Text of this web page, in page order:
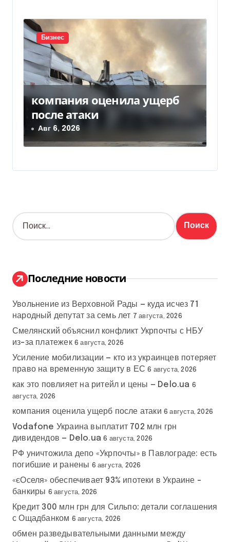
Бизнес
компания оценила ущерб
после атаки
Авг 6, 2026
Н
а
:
Последние новости
Увольнение из Верховной Рады — куда исчез 71
народный депутат за семь лет 7 августа, 2026
Смелянский объяснил конфликт Укрпочты с НБУ
из-за платежек 6 августа, 2026
Усиление мобилизации — кто из украинцев потеряет
право на временную защиту в ЕС 6 августа, 2026
как это повлияет на ритейл и цены — Delo.ua 6
августа, 2026
компания оценила ущерб после атаки 6 августа, 2026
Vodafone Украина выплатит 702 млн грн
дивидендов — Delo.ua 6 августа, 2026
РФ уничтожила депо «Укрпочты» в Павлограде: есть
погибшие и ранены 6 августа, 2026
«єОселя» обеспечивает 93% ипотеки в Украине –
банкиры 6 августа, 2026
Кредит 300 млн грн для Сильпо: детали соглашения
с Ощадбанком 6 августа, 2026
обмен разведывательными данными между